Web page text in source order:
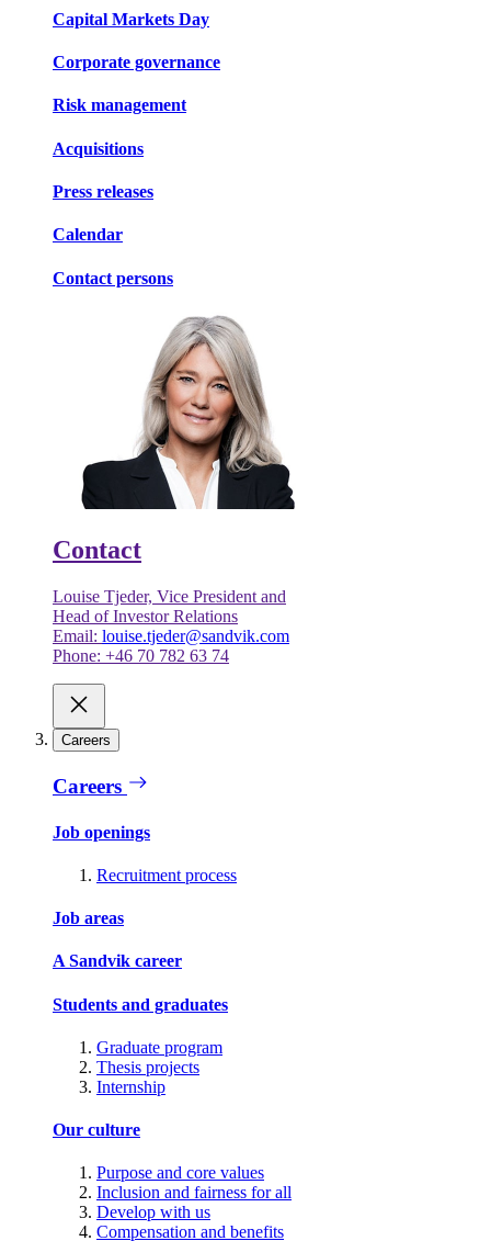
Capital Markets Day
Corporate governance
Risk management
Acquisitions
Press releases
Calendar
Contact persons
Contact
Louise Tjeder, Vice President and
Head of Investor Relations
Email: louise.tjeder@sandvik.com
Phone: +46 70 782 63 74
Careers
Careers
Job openings
Recruitment process
Job areas
A Sandvik career
Students and graduates
Graduate program
Thesis projects
Internship
Our culture
Purpose and core values
Inclusion and fairness for all
Develop with us
Compensation and benefits